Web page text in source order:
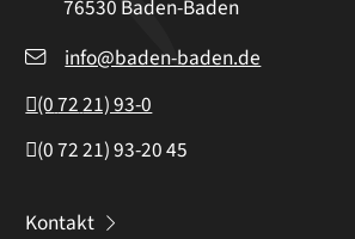
76530 Baden-Baden
info@baden-baden.de
(07221) 93-0
(07221) 93-2045
Kontakt